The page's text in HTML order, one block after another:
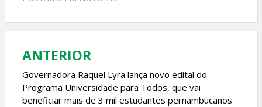
o
k
A
p
Navegação
de
Post
ANTERIOR
Governadora Raquel Lyra lança novo edital do
Programa Universidade para Todos, que vai
beneficiar mais de 3 mil estudantes pernambucanos